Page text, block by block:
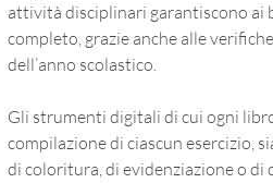
attività disciplinari garantiscono ai
completo, grazie anche alle
dell’anno scolastico.
Gli strumenti digitali di cui ogni
compilazione di ciascun esercizio,
di coloritura, di evidenziazione o